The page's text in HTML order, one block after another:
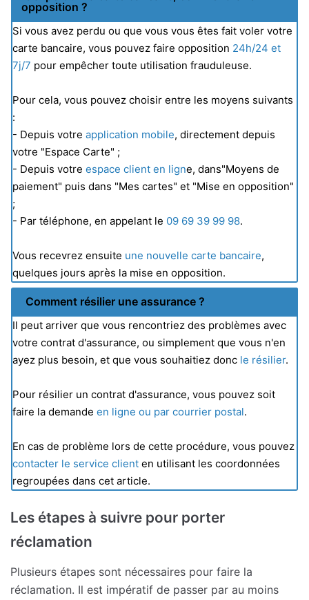
opposition ?
Si vous avez perdu ou que vous vous êtes fait voler votre
carte bancaire, vous pouvez faire opposition 24h/24 et
7j/7 pour empêcher toute utilisation frauduleuse.
Pour cela, vous pouvez choisir entre les moyens suivants
:
- Depuis votre application mobile, directement depuis
votre "Espace Carte" ;
- Depuis votre espace client en ligne, dans"Moyens de
paiement" puis dans "Mes cartes" et "Mise en opposition"
;
- Par téléphone, en appelant le 09 69 39 99 98.
Vous recevrez ensuite une nouvelle carte bancaire,
quelques jours après la mise en opposition.
Comment résilier une assurance ?
Il peut arriver que vous rencontriez des problèmes avec
votre contrat d'assurance, ou simplement que vous n'en
ayez plus besoin, et que vous souhaitiez donc le résilier.
Pour résilier un contrat d'assurance, vous pouvez soit
faire la demande en ligne ou par courrier postal.
En cas de problème lors de cette procédure, vous pouvez
contacter le service client en utilisant les coordonnées
regroupées dans cet article.
Les étapes à suivre pour porter
réclamation
Plusieurs étapes sont nécessaires pour faire la
réclamation. Il est impératif de passer par au moins